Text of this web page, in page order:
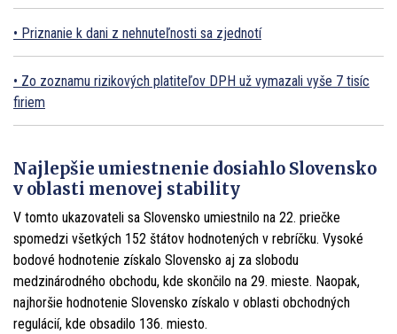
Priznanie k dani z nehnuteľnosti sa zjednotí
Zo zoznamu rizikových platiteľov DPH už vymazali vyše 7 tisíc
firiem
Najlepšie umiestnenie dosiahlo Slovensko
v oblasti menovej stability
V tomto ukazovateli sa Slovensko umiestnilo na 22. priečke
spomedzi všetkých 152 štátov hodnotených v rebríčku. Vysoké
bodové hodnotenie získalo Slovensko aj za slobodu
medzinárodného obchodu, kde skončilo na 29. mieste. Naopak,
najhoršie hodnotenie Slovensko získalo v oblasti obchodných
regulácií, kde obsadilo 136. miesto.